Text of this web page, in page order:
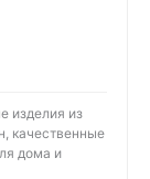
изделия из
качественные
дома и